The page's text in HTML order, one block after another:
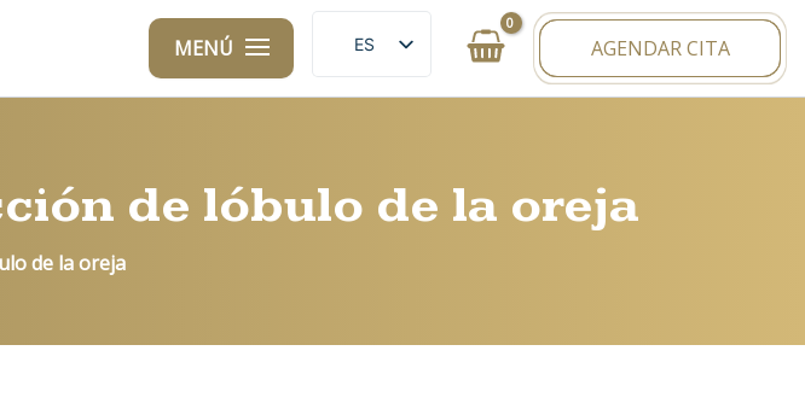
MENÚ
ES
EN
AGENDAR CITA
de lóbulo de la oreja
de la oreja